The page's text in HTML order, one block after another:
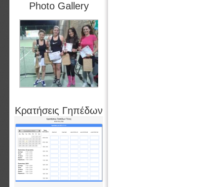
Photo Gallery
Κρατήσεις Γηπέδων